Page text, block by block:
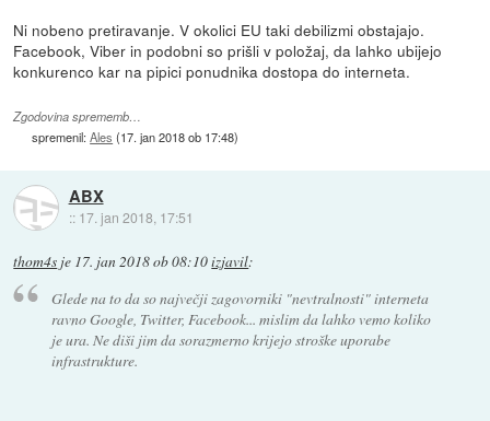
Ni nobeno pretiravanje. V okolici EU taki debilizmi obstajajo.
Facebook, Viber in podobni so prišli v položaj, da lahko ubijejo
konkurenco kar na pipici ponudnika dostopa do interneta.
Zgodovina sprememb…
spremenil:Ales (17. jan 2018 ob 17:48)
ABX
:: 17. jan 2018, 17:51
thom4s je 17. jan 2018 ob 08:10izjavil:
Glede na to da so največji zagovorniki "nevtralnosti" interneta
ravno Google, Twitter, Facebook... mislim da lahko vemo koliko
je ura. Ne diši jim da sorazmerno krijejo stroške uporabe
infrastrukture.